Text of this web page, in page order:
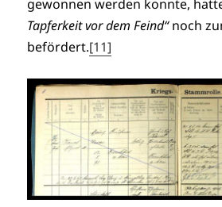
gewonnen werden konnte,
Tapferkeit vor dem Feind“noch
befördert.[11]